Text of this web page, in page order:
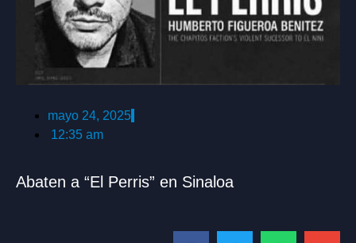
mayo 24, 2025
12:35 am
Abaten a “El Perris” en Sinaloa